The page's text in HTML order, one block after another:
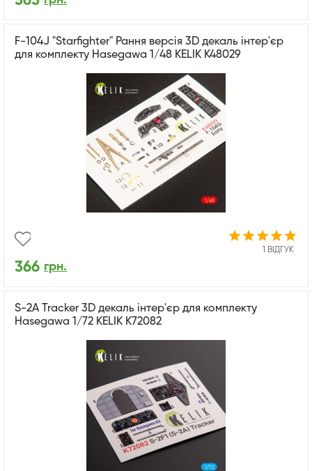
F-104J "Starfighter" Рання версія 3D декаль інтер'єр
для комплекту Hasegawa 1/48 KELIK K48029
1 ВІДГУК
366 грн.
S-2A Tracker 3D декаль інтер'єр для комплекту
Hasegawa 1/72 KELIK K72082